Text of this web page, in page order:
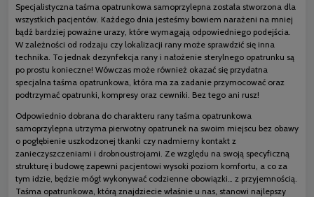
Specjalistyczna taśma opatrunkowa samoprzylepna została stworzona dla
wszystkich pacjentów. Każdego dnia jesteśmy bowiem narażeni na mniej
bądź bardziej poważne urazy, które wymagają odpowiedniego podejścia.
W zależności od rodzaju czy lokalizacji rany może sprawdzić się inna
technika. To jednak dezynfekcja rany i nałożenie sterylnego opatrunku są
po prostu konieczne! Wówczas może również okazać się przydatna
specjalna taśma opatrunkowa, która ma za zadanie przymocować oraz
podtrzymać opatrunki, kompresy oraz cewniki. Bez tego ani rusz!
Odpowiednio dobrana do charakteru rany taśma opatrunkowa
samoprzylepna utrzyma pierwotny opatrunek na swoim miejscu bez obawy
o pogłębienie uszkodzonej tkanki czy nadmierny kontakt z
zanieczyszczeniami i drobnoustrojami. Ze względu na swoją specyficzną
strukturę i budowę zapewni pacjentowi wysoki poziom komfortu, a co za
tym idzie, będzie mógł wykonywać codzienne obowiązki… z przyjemnością.
Taśma opatrunkowa, którą znajdziecie właśnie u nas, stanowi najlepszy